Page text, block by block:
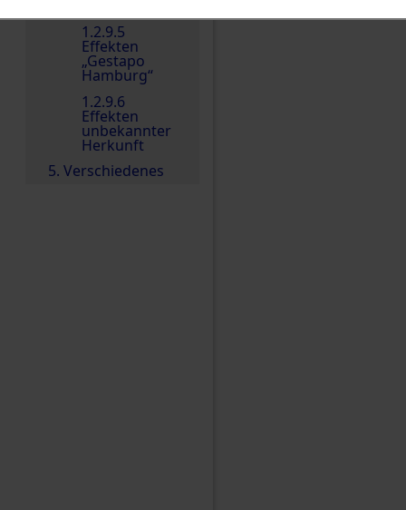
1.2.9.5
Effekten
„Gestapo
Hamburg“
1.2.9.6
Effekten
unbekannter
Herkunft
5. Verschiedenes